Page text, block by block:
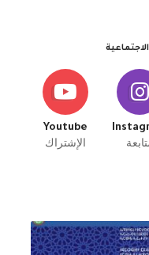
Youtube
الإشتراك